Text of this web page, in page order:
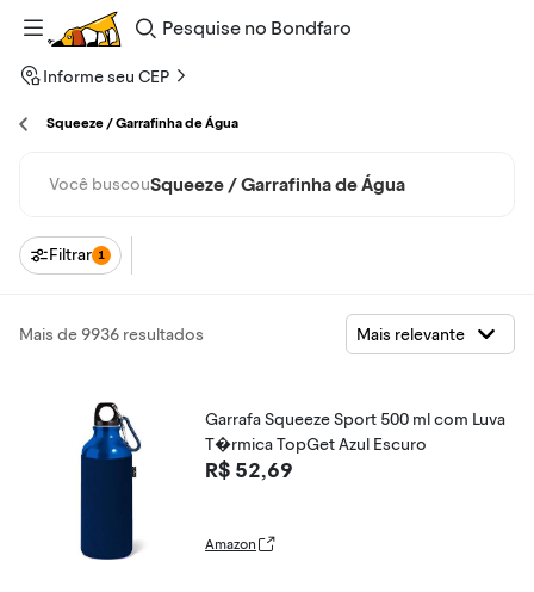
Pesquise
Bondfaro
Informe seu CEP
Squeeze / Garrafinha de Água
Você buscouSqueeze / Garrafinha de Água
Filtrar 1
Mais de 9936 resultados
Garrafa Squeeze Sport 500 ml com Luva
T�rmica TopGet Azul Escuro
R$ 52,69
Amazon